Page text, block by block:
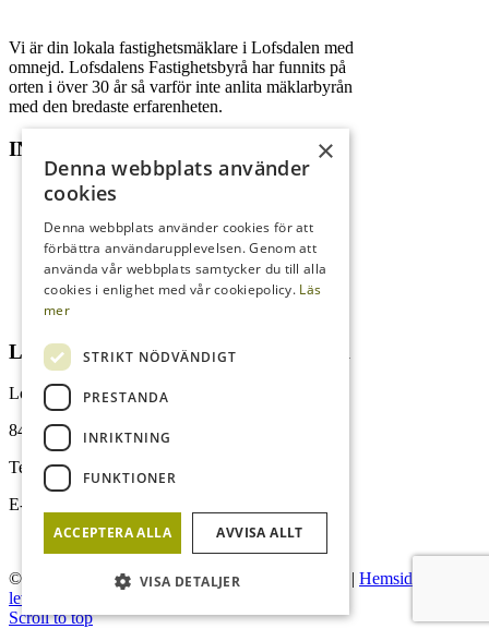
Vi är din lokala fastighetsmäklare i Lofsdalen med
omnejd. Lofsdalens Fastighetsbyrå har funnits på
orten i över 30 år så varför inte anlita mäklarbyrån
med den bredaste erfarenheten.
INFORMATION
Till Salu
Köpa
Sälja
Om oss
Lofsdalen
Försäljningar
LOFSDALENS FASTIGHETSBYRÅ
Lofsdalsvägen 37
842 96 Lofsdalen
Tel:
0680-410 32
E-post:
© Lofsdalens Fastighetsbyrå AB| | Hemsidan
levereras av Kust IT
Scroll to top
×
Denna webbplats använder
cookies
Denna webbplats använder cookies för att
förbättra användarupplevelsen. Genom att
använda vår webbplats samtycker du till alla
cookies i enlighet med vår cookiepolicy. Läs
mer
STRIKT NÖDVÄNDIGT
PRESTANDA
INRIKTNING
FUNKTIONER
ACCEPTERA ALLA AVVISA ALLT
VISA DETALJER